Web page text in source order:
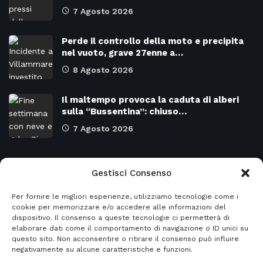
Gestisci Consenso
Per fornire le migliori esperienze, utilizziamo tecnologie come i
cookie per memorizzare e/o accedere alle informazioni del
dispositivo. Il consenso a queste tecnologie ci permetterà di
elaborare dati come il comportamento di navigazione o ID unici su
questo sito. Non acconsentire o ritirare il consenso può influire
negativamente su alcune caratteristiche e funzioni.
7 Agosto 2026
Perde il controllo della moto e precipita
nel vuoto, grave 27enne a…
8 Agosto 2026
Il maltempo provoca la caduta di alberi
sulla “Bussentina”: chiuso…
7 Agosto 2026
Attualità 8978
Cronaca 6485
Primo piano 5965
SALERNO e Provincia 4137
Regione CAMPANIA 2132
Regione BASILICATA